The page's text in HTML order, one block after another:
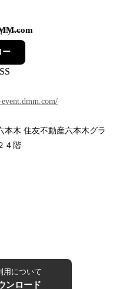
ワー
ー
本木 住友不動産六本木グラ
４階
用について
ンロード